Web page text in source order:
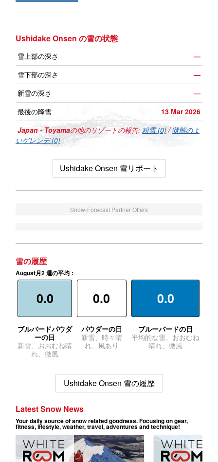
Ushidake Onsen の雪の状態
雪上部の深さ
—
雪下部の深さ
—
新雪の深さ
—
最後の降雪
13 Mar 2026
Japan - Toyamaの他のリゾートの報告: 粉雪 (0) /状態のよ
いゲレンデ (0)
Ushidake Onsen 雪リポート
Snow-Forecast Partner Offers
雪の履歴
August月2 週の平均：
0.0
ブルバードパウダ
ーの日
新雪、おおむね晴
れ、微風
0.0
パウダーの日
新雪、時々晴
れ、風あり
0.0
ブルーバードの日
平均的な雪、おおむね
晴れ、微風
Ushidake Onsen 雪の履歴